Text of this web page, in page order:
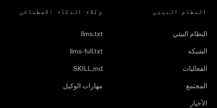
النظام البيئي
النظام البيئي
الشبكة
الفعاليات
المجتمع
الأخبار
وكلاء الذكاء الاصطناعي
llms.txt
llms-full.txt
SKILL.md
مهارات الوكيل